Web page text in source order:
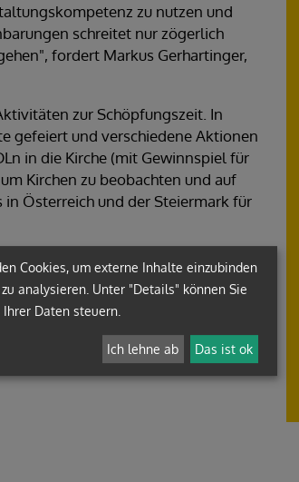
zu nutzen und
schreitet nur zögerlich
fordert Markus Gerhartinger,
zur Schöpfungszeit. In
gefeiert und verschiedene Aktionen
in die Kirche (mit Gewinnspiel für
Kirchen zu beobachten und auf
Österreich und der Steiermark für
Aktionen
Cookies, um externe Inhalte einzubinden
analysieren. Unter "Details" können Sie
Daten steuern.
Ich lehne ab Das ist ok